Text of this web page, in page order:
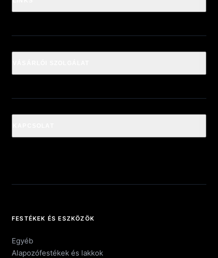
FESTÉKEK ÉS ESZKÖZÖK
Egyéb
Alapozófestékek és lakkok